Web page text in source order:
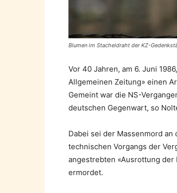
Blumen im Stacheldraht der KZ-
Vor 40 Jahren, am 6. Juni
Allgemeinen Zeitung» einen
Gemeint war die NS-
deutschen Gegenwart, so
Dabei sei der Massenmord
technischen Vorgangs der
angestrebten «Ausrottung
ermordet.